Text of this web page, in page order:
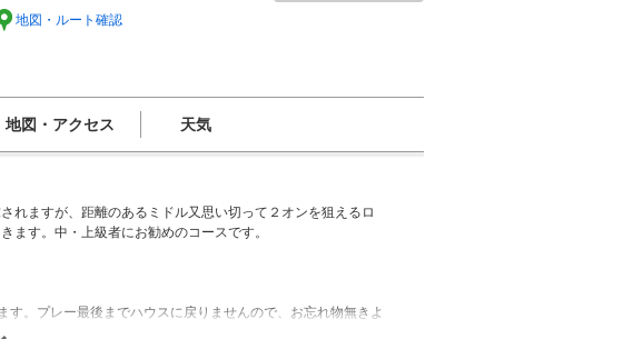
地図・ルート確認
地図・アクセス 天気
れますが、距離のあるミドル又思い切って２オンを狙えるロ
ます。中・上級者にお勧めのコースです。
。プレー最後までハウスに戻りませんので、お忘れ物無きよ